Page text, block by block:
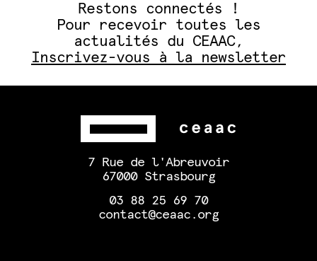
Restons connectés !
Pour recevoir toutes les
actualités du CEAAC,
Inscrivez-vous à la newsletter
7 Rue de l'Abreuvoir
67000 Strasbourg
03 88 25 69 70
contact@ceaac.org